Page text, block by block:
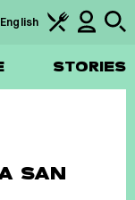
STORIES
English
SAN